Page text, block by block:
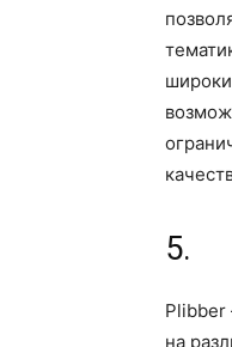
5.
Plibber
на